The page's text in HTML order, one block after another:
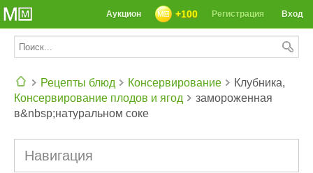
СЕГОДНЯ: 39142 РЕЦЕПТА
Вход
Регистрация
+100
Аукцион
Рецепты блюд
Консервирование
Консервирование плодов и ягод
Клубника,
замороженная
в&nbsp;натуральном соке
Навигация